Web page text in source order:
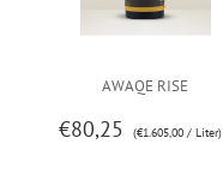
AWAQE RISE
€80,25 (€1.605,00 / Liter)